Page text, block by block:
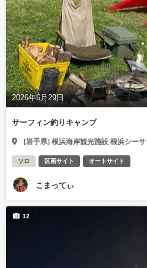
2026年6月29日
サーフィン釣りキャンプ
[岩手県] 根浜海岸観光施設 根浜シー
ソロ 区画サイト オートサイト
こまってぃ
12